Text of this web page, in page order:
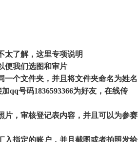
太了解，这里专项说明
便我们选图和审片
个文件夹，并且将文件夹命名为姓名
加qq号码1836593366为好友，在线传
片，审核登记表内容，并且可以为参赛
入指定的账户，并且截图或者拍照发给